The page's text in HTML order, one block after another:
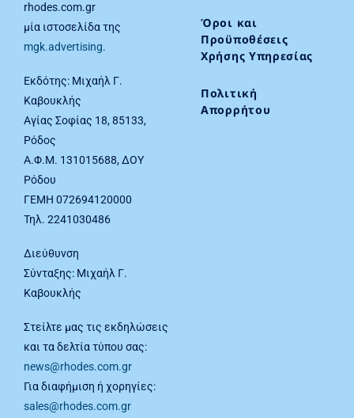
rhodes.com.gr
μία ιστοσελίδα της
mgk.advertising.
Εκδότης: Μιχαήλ Γ.
Καβουκλής
Αγίας Σοφίας 18, 85133,
Ρόδος
Α.Φ.Μ. 131015688, ΔΟΥ
Ρόδου
ΓΕΜΗ 072694120000
Τηλ. 2241030486
Διεύθυνση
Σύνταξης: Μιχαήλ Γ.
Καβουκλής
Στείλτε μας τις εκδηλώσεις
και τα δελτία τύπου σας:
news@rhodes.com.gr
Για διαφήμιση ή χορηγίες:
sales@rhodes.com.gr
Όροι και
Προϋποθέσεις
Χρήσης Υπηρεσίας
Πολιτική
Απορρήτου